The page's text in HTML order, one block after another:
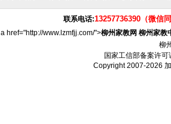
联系电话:13257736390（微信
a href="http://www.lzmfjj.com/">柳州家教网 柳州家教
柳
国家工信部备案许可
Copyright 2007-2026